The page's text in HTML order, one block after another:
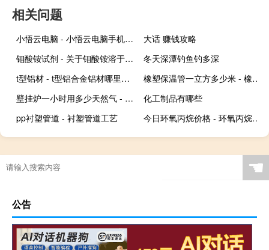
相关问题
小悟云电脑 - 小悟云电脑手机版下载
大话 赚钱攻略
钼酸铵试剂 - 关于钼酸铵溶于水的问题
冬天深潭钓鱼钓多深
t型铝材 - t型铝合金铝材哪里有卖
橡塑保温管一立方多少米 - 橡塑保温板怎么算平方
壁挂炉一小时用多少天然气 - 18kw壁挂炉一小时用多少气
化工制品有哪些
pp衬塑管道 - 衬塑管道工艺
今日环氧丙烷价格 - 环氧丙烷二季度价格
☚
公告